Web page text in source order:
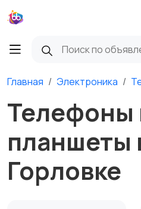
Главная Электроника
Телефоны
планшеты
Горловке